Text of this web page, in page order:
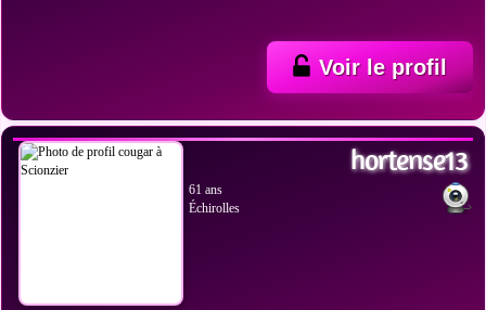
Voir le profil
hortense13
61 ans
Échirolles